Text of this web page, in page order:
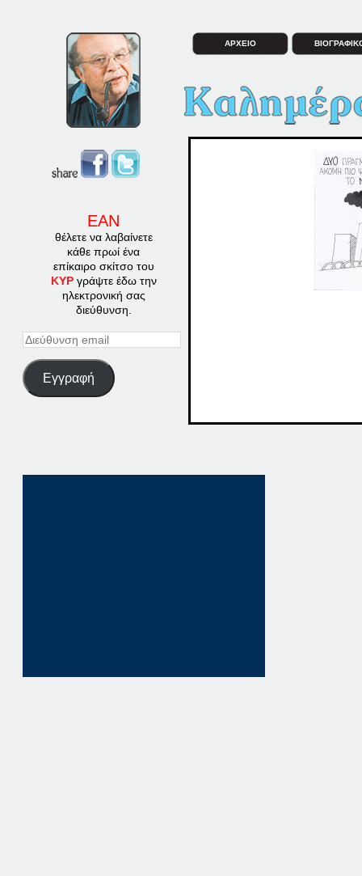
ΕΑΝ
θέλετε να λαβαίνετε
κάθε πρωί ένα
επίκαιρο σκίτσο του
ΚΥΡγράψτε έδω την
ηλεκτρονική σας
διεύθυνση.
Διεύθυνση
Εγγραφή
ΑΡΧΕΙΟ